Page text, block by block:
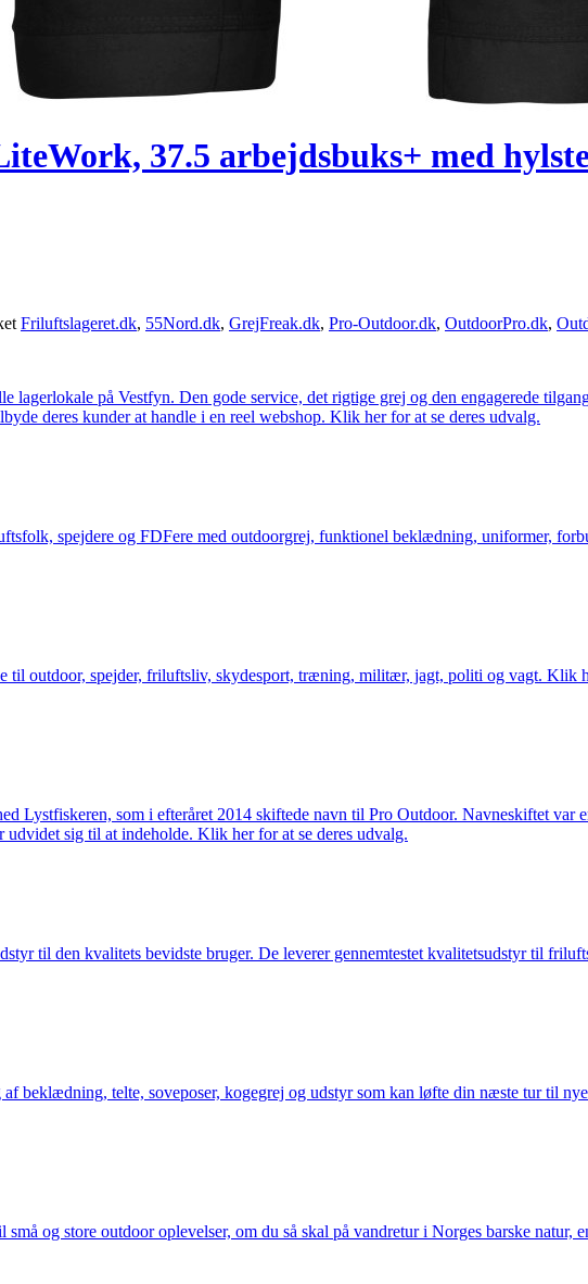
37.5 arbejdsbuks+ med
Friluftslageret.dk, 55Nord.dk, GrejFreak.dk, Pro-Outdoor.dk, OutdoorPro.dk,
lagerlokale på Vestfyn. Den gode service, det rigtige grej og den engagerede
deres kunder at handle i en reel webshop. Klik her for at se deres udvalg.
spejdere og FDFere med outdoorgrej, funktionel beklædning, uniformer,
til outdoor, spejder, friluftsliv, skydesport, træning, militær, jagt, politi og vagt. Klik
Lystfiskeren, som i efteråret 2014 skiftede navn til Pro Outdoor. Navneskiftet var
sig til at indeholde. Klik her for at se deres udvalg.
til den kvalitets bevidste bruger. De leverer gennemtestet kvalitetsudstyr til
beklædning, telte, soveposer, kogegrej og udstyr som kan løfte din næste tur til
og store outdoor oplevelser, om du så skal på vandretur i Norges barske